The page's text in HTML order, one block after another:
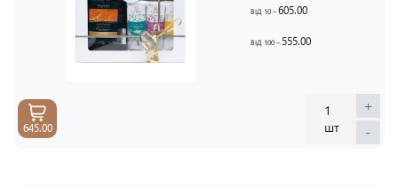
ВІД 10 –605.00
ВІД 100 – 555.00
1
шт
+
-
645.00